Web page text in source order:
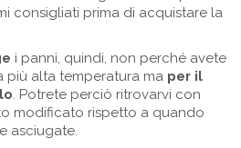
consigliati prima di acquistare la
i panni, quindi, non perché avete
più alta temperatura ma per il
. Potrete perciò ritrovarvi con
modificato rispetto a quando
asciugate.